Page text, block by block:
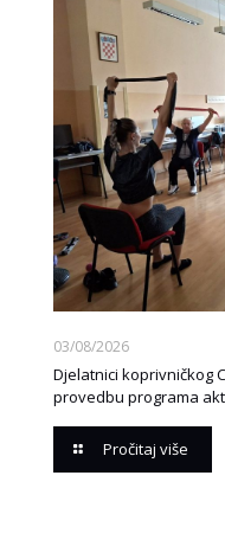
03/08/2026
Djelatnici koprivničkog
provedbu programa
Pročitaj više